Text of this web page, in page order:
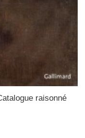
raisonné